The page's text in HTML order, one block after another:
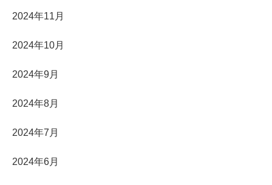
2024年11月
2024年10月
2024年9月
2024年8月
2024年7月
2024年6月